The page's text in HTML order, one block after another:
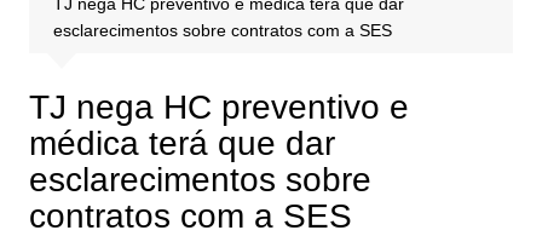
esclarecimentos sobre contratos com a SES
TJ nega HC preventivo e
médica terá que dar
esclarecimentos sobre
contratos com a SES